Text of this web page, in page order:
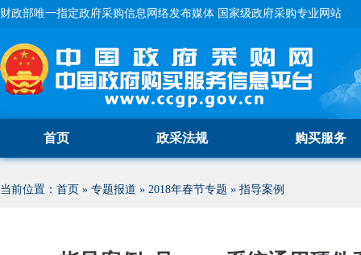
财政部唯一指定政府采购信息网络发布媒体 国家级政府采购专业网站
首页 政采法规 购买服务
当前位置： 首页 » 专题报道 » 2018年春节专题 » 指导案例